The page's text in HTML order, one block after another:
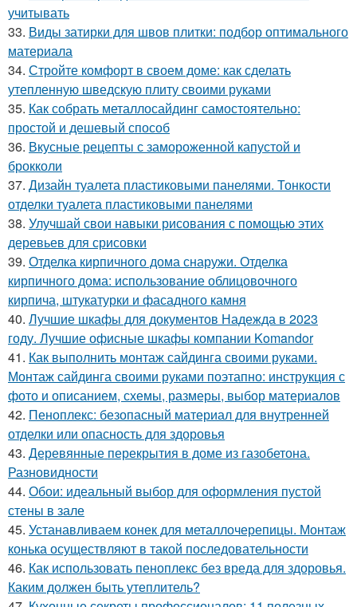
учитывать
33. Виды затирки для швов плитки: подбор оптимального
материала
34. Стройте комфорт в своем доме: как сделать
утепленную шведскую плиту своими руками
35. Как собрать металлосайдинг самостоятельно:
простой и дешевый способ
36. Вкусные рецепты с замороженной капустой и
брокколи
37. Дизайн туалета пластиковыми панелями. Тонкости
отделки туалета пластиковыми панелями
38. Улучшай свои навыки рисования с помощью этих
деревьев для срисовки
39. Отделка кирпичного дома снаружи. Отделка
кирпичного дома: использование облицовочного
кирпича, штукатурки и фасадного камня
40. Лучшие шкафы для документов Надежда в 2023
году. Лучшие офисные шкафы компании Komandor
41. Как выполнить монтаж сайдинга своими руками.
Монтаж сайдинга своими руками поэтапно: инструкция с
фото и описанием, схемы, размеры, выбор материалов
42. Пеноплекс: безопасный материал для внутренней
отделки или опасность для здоровья
43. Деревянные перекрытия в доме из газобетона.
Разновидности
44. Обои: идеальный выбор для оформления пустой
стены в зале
45. Устанавливаем конек для металлочерепицы. Монтаж
конька осуществляют в такой последовательности
46. Как использовать пеноплекс без вреда для здоровья.
Каким должен быть утеплитель?